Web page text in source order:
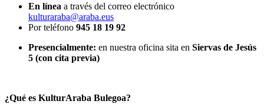
En línea a través del correo electrónico
kulturaraba@araba.eus
Por teléfono 945 18 19 92
Presencialmente: en nuestra oficina sita en Siervas de Jesús
5 (con cita previa)
¿Qué es KulturAraba Bulegoa?